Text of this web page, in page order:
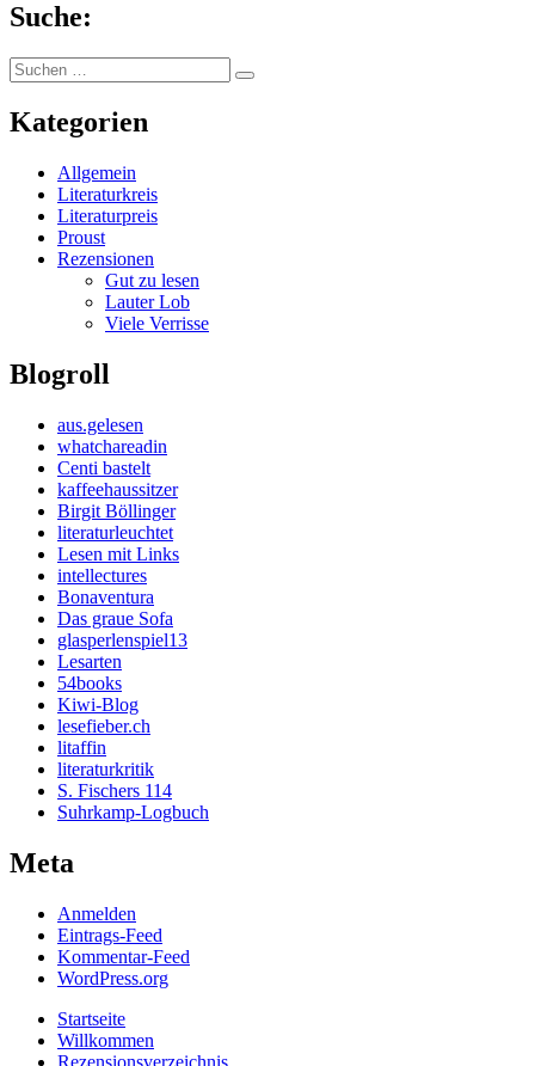
Suche:
Suchen
nach:
Suchen
Kategorien
Allgemein
Literaturkreis
Literaturpreis
Proust
Rezensionen
Gut zu lesen
Lauter Lob
Viele Verrisse
Blogroll
aus.gelesen
whatchareadin
Centi bastelt
kaffeehaussitzer
Birgit Böllinger
literaturleuchtet
Lesen mit Links
intellectures
Bonaventura
Das graue Sofa
glasperlenspiel13
Lesarten
54books
Kiwi-Blog
lesefieber.ch
litaffin
literaturkritik
S. Fischers 114
Suhrkamp-Logbuch
Meta
Anmelden
Eintrags-Feed
Kommentar-Feed
WordPress.org
Startseite
Willkommen
Rezensionsverzeichnis